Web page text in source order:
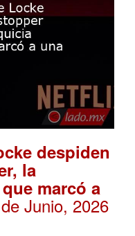
despiden
la
marcó a
Junio, 2026